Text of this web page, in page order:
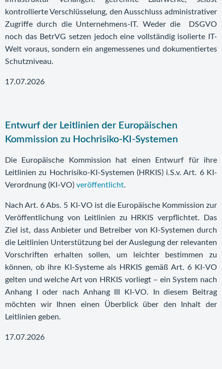
kontrollierte Verschlüsselung, den Ausschluss administrativer
Zugriffe durch die Unternehmens-IT. Weder die DSGVO
noch das BetrVG setzen jedoch eine vollständig isolierte IT-
Welt voraus, sondern ein angemessenes und dokumentiertes
Schutzniveau.
17.07.2026
Entwurf der Leitlinien der Europäischen
Kommission zu Hochrisiko-KI-Systemen
Die Europäische Kommission hat einen Entwurf für ihre
Leitlinien zu Hochrisiko-KI-Systemen (HRKIS) i.S.v. Art. 6 KI-
Verordnung (KI-VO) veröffentlicht.
Nach Art. 6 Abs. 5 KI-VO ist die Europäische Kommission zur
Veröffentlichung von Leitlinien zu HRKIS verpflichtet. Das
Ziel ist, dass Anbieter und Betreiber von KI-Systemen durch
die Leitlinien Unterstützung bei der Auslegung der relevanten
Vorschriften erhalten sollen, um leichter bestimmen zu
können, ob ihre KI-Systeme als HRKIS gemäß Art. 6 KI-VO
gelten und welche Art von HRKIS vorliegt – ein System nach
Anhang I oder nach Anhang III KI-VO. In diesem Beitrag
möchten wir Ihnen einen Überblick über den Inhalt der
Leitlinien geben.
17.07.2026